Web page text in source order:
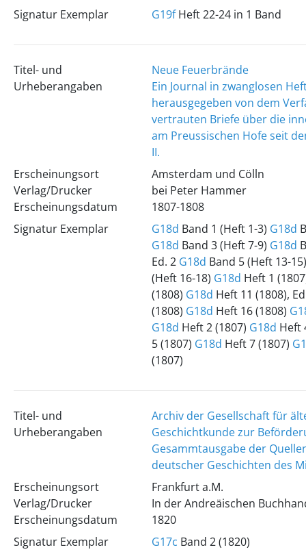
Signatur Exemplar G19fHeft 22-24 in 1 Band
Titel- und
Urheberangaben
Neue Feuerbrände
Ein Journal in zwanglosen
herausgegeben von dem
vertrauten Briefe über die
am Preussischen Hofe seit
II.
Erscheinungsort
Verlag/Drucker
Erscheinungsdatum
Amsterdam und Cölln
bei Peter Hammer
1807-1808
Signatur Exemplar
G18d Band 1 (Heft 1-3) G18d
G18d Band 3 (Heft 7-9) G18d
Ed. 2 G18d Band 5 (Heft 13-
(Heft 16-18) G18d Heft 1
(1808) G18d Heft 11 (1808),
(1808) G18d Heft 16 (1808)
G18d Heft 2 (1807) G18d Heft
5 (1807) G18d Heft 7 (1807)
(1807)
Titel- und
Urheberangaben
Archiv der Gesellschaft für
Geschichtkunde zur
Gesammtausgabe der
deutscher Geschichten des
Erscheinungsort
Verlag/Drucker
Erscheinungsdatum
Frankfurt a.M.
In der Andreäischen
1820
Signatur Exemplar
G17c Band 2 (1820)